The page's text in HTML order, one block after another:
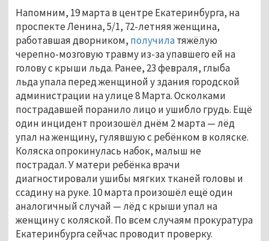
Напомним, 19 марта в центре Екатеринбурга, на
проспекте Ленина, 5/1, 72-летняя женщина,
работавшая дворником, получилатяжёлую
черепно-мозговую травму из-за упавшего ей на
голову с крыши льда. Ранее, 23 февраля, глыба
льда упала перед женщиной у здания городской
администрации на улице 8 Марта. Осколками
пострадавшей поранило лицо и ушибло грудь. Ещё
один инцидент произошёл днём 2 марта — лёд
упал на женщину, гулявшую с ребёнком в коляске.
Коляска опрокинулась набок, малыш не
пострадал. У матери ребёнка врачи
диагностировали ушибы мягких тканей головы и
ссадину на руке. 10 марта произошёл ещё один
аналогичный случай — лёд с крыши упал на
женщину с коляской. По всем случаям прокуратура
Екатеринбурга сейчас проводит проверку.